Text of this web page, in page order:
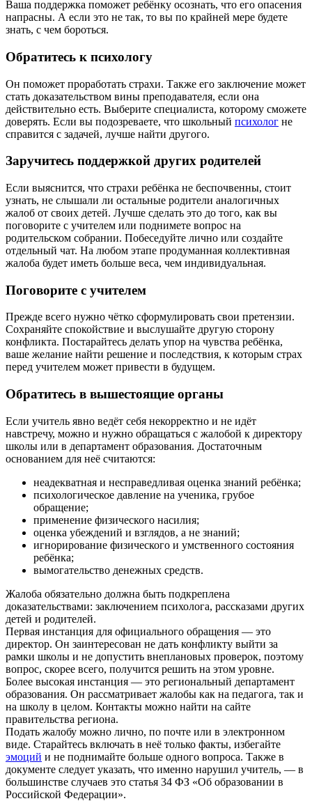
Ваша поддержка поможет ребёнку осознать, что его опасения
напрасны. А если это не так, то вы по крайней мере будете
знать, с чем бороться.
Обратитесь к психологу
Он поможет проработать страхи. Также его заключение может
стать доказательством вины преподавателя, если она
действительно есть. Выберите специалиста, которому сможете
доверять. Если вы подозреваете, что школьный психолог не
справится с задачей, лучше найти другого.
Заручитесь поддержкой других родителей
Если выяснится, что страхи ребёнка не беспочвенны, стоит
узнать, не слышали ли остальные родители аналогичных
жалоб от своих детей. Лучше сделать это до того, как вы
поговорите с учителем или поднимете вопрос на
родительском собрании. Побеседуйте лично или создайте
отдельный чат. На любом этапе продуманная коллективная
жалоба будет иметь больше веса, чем индивидуальная.
Поговорите с учителем
Прежде всего нужно чётко сформулировать свои претензии.
Сохраняйте спокойствие и выслушайте другую сторону
конфликта. Постарайтесь делать упор на чувства ребёнка,
ваше желание найти решение и последствия, к которым страх
перед учителем может привести в будущем.
Обратитесь в вышестоящие органы
Если учитель явно ведёт себя некорректно и не идёт
навстречу, можно и нужно обращаться с жалобой к директору
школы или в департамент образования. Достаточным
основанием для неё считаются:
неадекватная и несправедливая оценка знаний ребёнка;
психологическое давление на ученика, грубое
обращение;
применение физического насилия;
оценка убеждений и взглядов, а не знаний;
игнорирование физического и умственного состояния
ребёнка;
вымогательство денежных средств.
Жалоба обязательно должна быть подкреплена
доказательствами: заключением психолога, рассказами других
детей и родителей.
Первая инстанция для официального обращения — это
директор. Он заинтересован не дать конфликту выйти за
рамки школы и не допустить внеплановых проверок, поэтому
вопрос, скорее всего, получится решить на этом уровне.
Более высокая инстанция — это региональный департамент
образования. Он рассматривает жалобы как на педагога, так и
на школу в целом. Контакты можно найти на сайте
правительства региона.
Подать жалобу можно лично, по почте или в электронном
виде. Старайтесь включать в неё только факты, избегайте
эмоций и не поднимайте больше одного вопроса. Также в
документе следует указать, что именно нарушил учитель, — в
большинстве случаев это статья 34 ФЗ «Об образовании в
Российской Федерации».